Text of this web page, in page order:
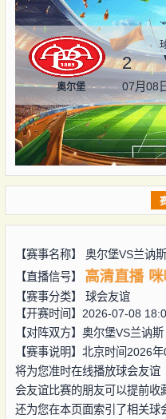
奥尔堡
2
07月08
【赛事名称】 奥尔堡VS兰讷斯
【直播信号】
高清直播
【赛事分类】 球会友谊
【开赛时间】2026-07-08
【对阵双方】 奥尔堡VS兰讷斯
【赛事说明】北京时间2026
将为您准时在线播放球会友谊
会友谊比赛的朋友可以提前收
还为您在本页面索引了相关球